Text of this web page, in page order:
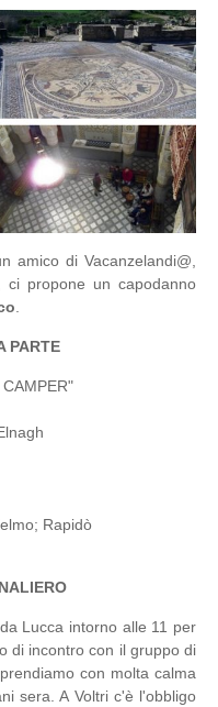
amico di Vacanzelandi@,
, ci propone un capodanno
PARTE
Rapidò
Lucca intorno alle 11 per
di incontro con il gruppo di
con molta calma
sera. A Voltri c'è l'obbligo